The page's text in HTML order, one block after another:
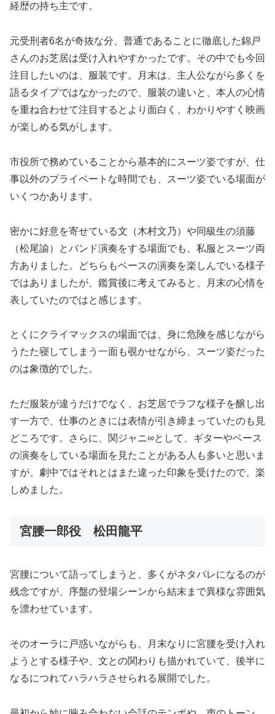
経歴の持ち主です。
元受刑者6名が奇抜な分、普通であることに徹底した錦戸
さんのお芝居は受け入れやすかったです。その中でも今回
注目したいのは、服装です。月末は、主人公ながら多くを
語るタイプではなかったので、服装の違いと、本人の心情
を重ね合わせて注目するとより面白く、わかりやすく映画
が楽しめる気がします。
市役所で務めていることから基本的にスーツ姿ですが、仕
事以外のプライベートな時間でも、スーツ姿でいる場面が
いくつかあります。
密かに好意を寄せている文（木村文乃）や同級生の須藤
（松尾諭）とバンド演奏をする場面でも、私服とスーツ両
方ありました。どちらもベースの演奏を楽しんでいる様子
ではありましたが、鑑賞後に考えてみると、月末の心情を
表していたのではと感じます。
とくにクライマックスの場面では、身に危険を感じながら
うたた寝してしまう一面も覗かせながら、スーツ姿だった
のは象徴的でした。
ただ服装が違うだけでなく、お芝居でラフな様子を醸し出
す一方で、仕事のときには表情が引き締まっていたのも見
どころです。さらに、関ジャニ∞として、ギターやベース
の演奏をしている場面を見たことがある人も多いと思いま
すが、劇中ではそれとはまた違った印象を受けたので、楽
しめました。
宮腰一郎役 松田龍平
宮腰について語ってしまうと、多くがネタバレになるのが
残念ですが、序盤の登場シーンから結末まで異様な雰囲気
を漂わせています。
そのオーラに戸惑いながらも、月末なりに宮腰を受け入れ
ようとする様子や、文との関わりも描かれていて、後半に
なるにつれてハラハラさせられる展開でした。